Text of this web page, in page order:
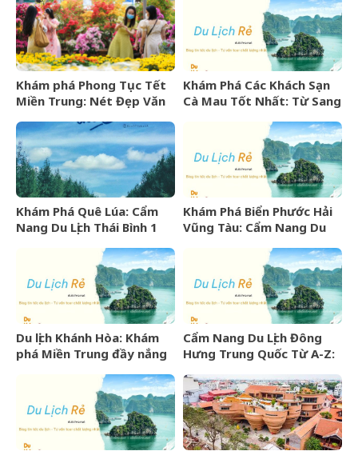
Khám phá Phong Tục Tết
Miền Trung: Nét Đẹp Văn
Khám Phá Các Khách Sạn
Cà Mau Tốt Nhất: Từ Sang
Khám Phá Quê Lúa: Cẩm
Nang Du Lịch Thái Bình 1
Khám Phá Biển Phước Hải
Vũng Tàu: Cẩm Nang Du
Du lịch Khánh Hòa: Khám
phá Miền Trung đầy nắng
Cẩm Nang Du Lịch Đông
Hưng Trung Quốc Từ A-Z:
Trình Chi Tiết